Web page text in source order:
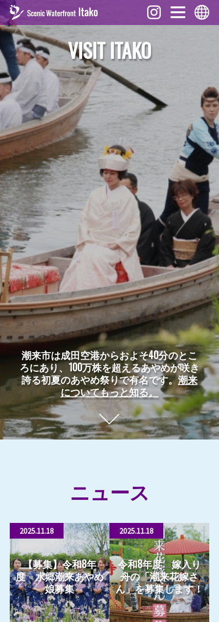
見どころ
お土産
歴史
観光資料
アクセス
中文 (簡体)
한국어
日本語
VISIT ITAKO
潮来市は成田空港からおよそ40分のとこ
ろにあり、100万株を超えるあやめが咲き
誇る初夏のあやめ祭りで有名です。潮来
についてもっと知る。
ニュース
2025.11.18
【募集】令和8年
度 水郷潮来あやめ
娘募集
2025.11.18
令和8年度 嫁入り
舟の「潮来花嫁さ
ん」を募集します！